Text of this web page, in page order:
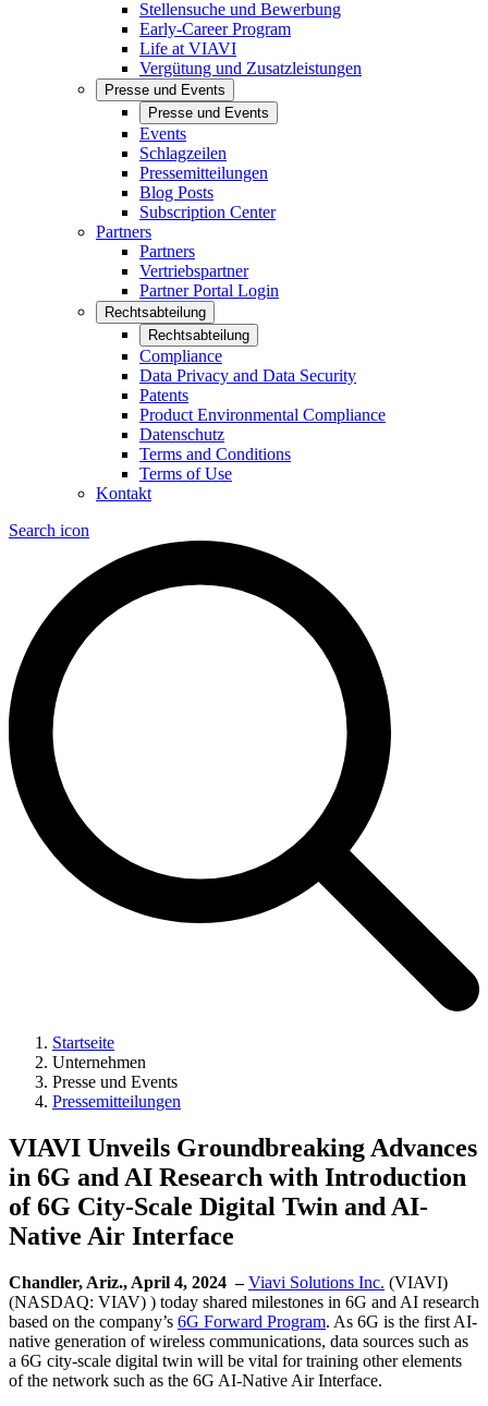
Stellensuche und Bewerbung
Early-Career Program
Life at VIAVI
Vergütung und Zusatzleistungen
Presse und Events
Presse und Events
Events
Schlagzeilen
Pressemitteilungen
Blog Posts
Subscription Center
Partners
Partners
Vertriebspartner
Partner Portal Login
Rechtsabteilung
Rechtsabteilung
Compliance
Data Privacy and Data Security
Patents
Product Environmental Compliance
Datenschutz
Terms and Conditions
Terms of Use
Kontakt
Search icon
Startseite
Unternehmen
Presse und Events
Pressemitteilungen
VIAVI Unveils Groundbreaking Advances
in 6G and AI Research with Introduction
of 6G City-Scale Digital Twin and AI-
Native Air Interface
Chandler, Ariz., April 4, 2024 – Viavi Solutions Inc. (VIAVI)
(NASDAQ: VIAV) ) today shared milestones in 6G and AI research
based on the company’s 6G Forward Program. As 6G is the first AI-
native generation of wireless communications, data sources such as
a 6G city-scale digital twin will be vital for training other elements
of the network such as the 6G AI-Native Air Interface.